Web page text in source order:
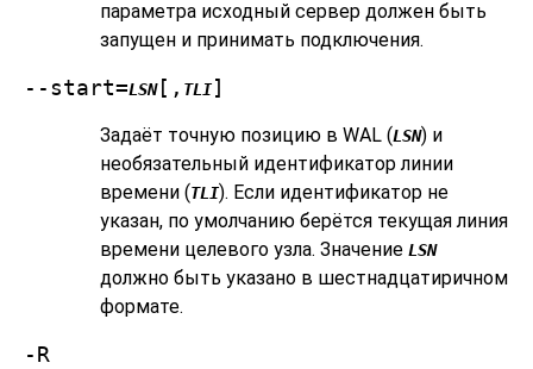
параметра исходный сервер должен быть
запущен и принимать подключения.
--start=LSN[, TLI]
Задаёт точную позицию в WAL (LSN) и
необязательный идентификатор линии
времени (TLI). Если идентификатор не
указан, по умолчанию берётся текущая линия
времени целевого узла. Значение LSN
должно быть указано в шестнадцатиричном
формате.
-R